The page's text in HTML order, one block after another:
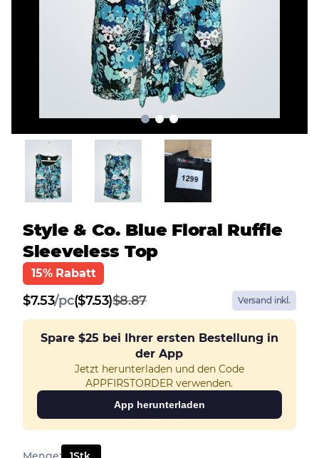
Style & Co. Blue Floral Ruffle
Sleeveless Top
15% Rabatt
$7.53/pc($7.53)$8.87 Versand inkl.
Spare $25 bei Ihrer ersten Bestellung in
der App
Jetzt herunterladen und den Code
APPFIRSTORDER verwenden.
App herunterladen